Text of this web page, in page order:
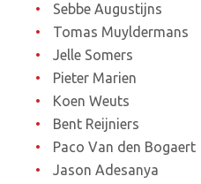
Sebbe Augustijns
Tomas Muyldermans
Jelle Somers
Pieter Marien
Koen Weuts
Bent Reijniers
Paco Van den Bogaert
Jason Adesanya